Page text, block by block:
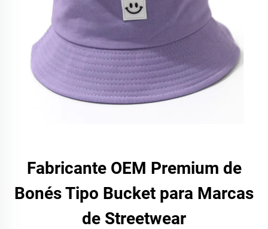
Fabricante OEM Premium de
Bonés Tipo Bucket para Marcas
de Streetwear